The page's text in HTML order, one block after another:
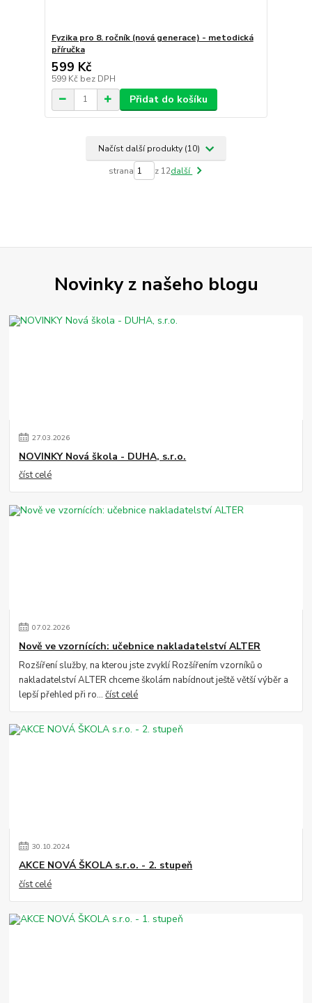
Fyzika pro 8. ročník (nová generace) - metodická
příručka
599 Kč
599 Kč bez DPH
Přidat do košíku
Načíst další produkty (10)
strana z 12další
Novinky z našeho blogu
27.03.2026
NOVINKY Nová škola - DUHA, s.r.o.
číst celé
07.02.2026
Nově ve vzornících: učebnice nakladatelství ALTER
Rozšíření služby, na kterou jste zvyklí Rozšířením vzorníků o
nakladatelství ALTER chceme školám nabídnout ještě větší výběr a
lepší přehled při ro...číst celé
30.10.2024
AKCE NOVÁ ŠKOLA s.r.o. - 2. stupeň
číst celé